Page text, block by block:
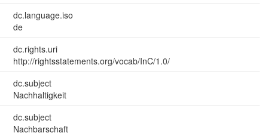
dc.language.iso
de
dc.rights.uri
http://rightsstatements.org/vocab/InC/1.0/
dc.subject
Nachhaltigkeit
dc.subject
Nachbarschaft